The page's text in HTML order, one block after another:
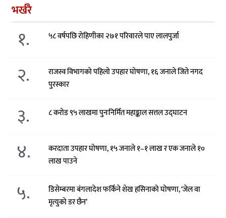
भर्खरै
१. ५८ वर्षपछि रोहिणीका २७१ परिवारले पाए लालपुर्जा
२.
राजस्व विभागको पहिलो उपहार घोषणा, १६ जनाले जिते नगद
पुरस्कार
३. ८ करोड ९५ लाखमा पुनःनिर्मित महाङ्काल सत्तल उद्घाटन
४.
करदाता उपहार घोषणा, १५ जनाले १–१ लाख र एक जनाले १०
लाख पाउने
५.
डिसेम्बरमा बंगलादेश फर्किने शेख हसिनाको घोषणा, ‘जेल वा
मृत्युको डर छैन’